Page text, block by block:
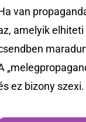
van
amelyik
ez bizony szexi.